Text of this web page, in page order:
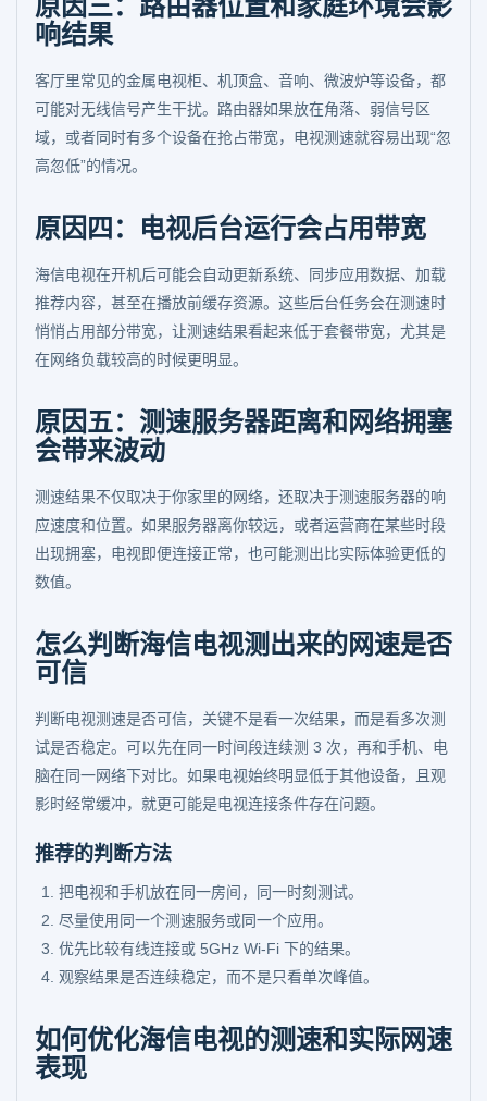
原因三：路由器位置和家庭环境会影
响结果
客厅里常见的金属电视柜、机顶盒、音响、微波炉等设备，都
可能对无线信号产生干扰。路由器如果放在角落、弱信号区
域，或者同时有多个设备在抢占带宽，电视测速就容易出现“忽
高忽低”的情况。
原因四：电视后台运行会占用带宽
海信电视在开机后可能会自动更新系统、同步应用数据、加载
推荐内容，甚至在播放前缓存资源。这些后台任务会在测速时
悄悄占用部分带宽，让测速结果看起来低于套餐带宽，尤其是
在网络负载较高的时候更明显。
原因五：测速服务器距离和网络拥塞
会带来波动
测速结果不仅取决于你家里的网络，还取决于测速服务器的响
应速度和位置。如果服务器离你较远，或者运营商在某些时段
出现拥塞，电视即便连接正常，也可能测出比实际体验更低的
数值。
怎么判断海信电视测出来的网速是否
可信
判断电视测速是否可信，关键不是看一次结果，而是看多次测
试是否稳定。可以先在同一时间段连续测 3 次，再和手机、电
脑在同一网络下对比。如果电视始终明显低于其他设备，且观
影时经常缓冲，就更可能是电视连接条件存在问题。
推荐的判断方法
把电视和手机放在同一房间，同一时刻测试。
尽量使用同一个测速服务或同一个应用。
优先比较有线连接或 5GHz Wi-Fi 下的结果。
观察结果是否连续稳定，而不是只看单次峰值。
如何优化海信电视的测速和实际网速
表现